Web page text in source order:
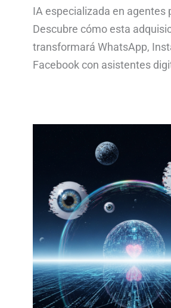
IA especializada en agentes
Descubre cómo esta
transformará WhatsApp,
Facebook con asistentes